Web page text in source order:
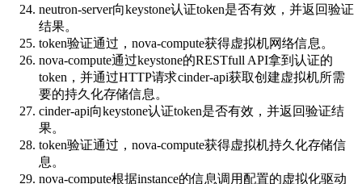
neutron-server向keystone认证token是否有效，并返回验证
结果。
token验证通过，nova-compute获得虚拟机网络信息。
nova-compute通过keystone的RESTfull API拿到认证的
token，并通过HTTP请求cinder-api获取创建虚拟机所需
要的持久化存储信息。
cinder-api向keystone认证token是否有效，并返回验证结
果。
token验证通过，nova-compute获得虚拟机持久化存储信
息。
nova-compute根据instance的信息调用配置的虚拟化驱动